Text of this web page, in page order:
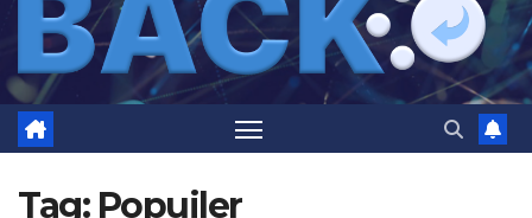
Tag: Popuiler